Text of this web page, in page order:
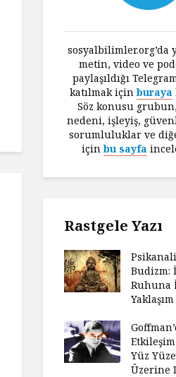
sosyalbilimler.org’da
metin, video ve
paylaşıldığı
katılmak içinburaya
Söz konusu
nedeni, işleyiş,
sorumluluklar ve
içinbu sayfa
Rastgele Yazı
Budizm:
Ruhuna
Yaklaşım
Yüz
Üzerine